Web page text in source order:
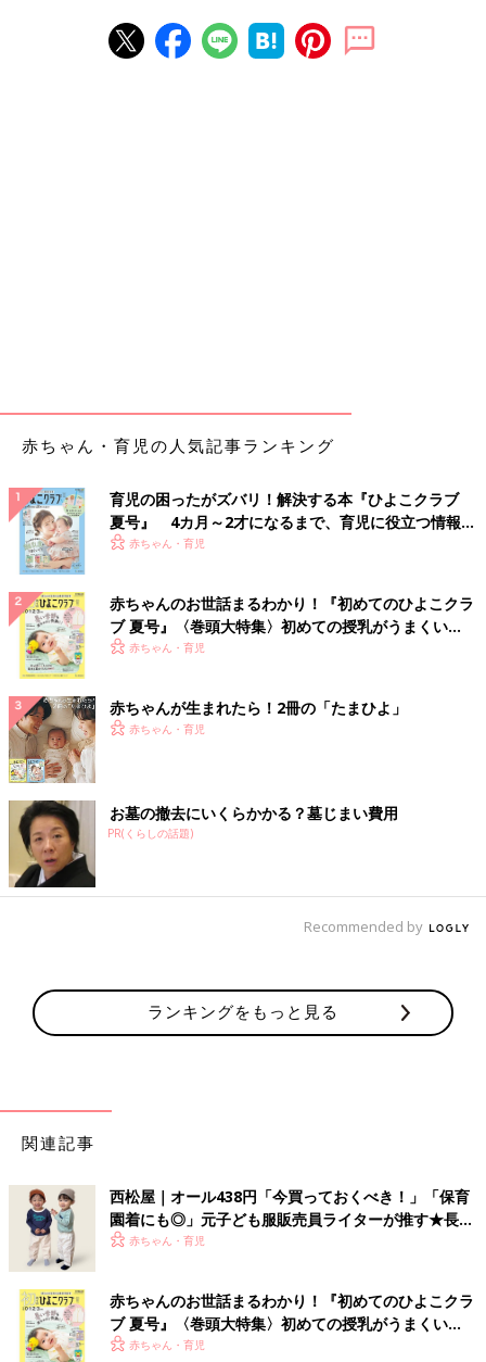
きょうだいリンクも叶う！超オシャレなリンガーT
ayachan0803さんが西松屋 でゲットしたのは、こちらのリンガー
Tシャツ。パイピング部分やロゴの配色がとても可愛いですよ
も♪
甘めスタイルが好きなキッズに♪ すそフリルのハー
フパンツ
赤ちゃん・育児の人気記事ランキング
育児の困ったがズバリ！解決する本『ひよこクラブ
夏号』 4カ月～2才になるまで、育児に役立つ情報が
いっぱい！
赤ちゃん・育児
赤ちゃんのお世話まるわかり！『初めてのひよこクラ
ブ 夏号』〈巻頭大特集〉初めての授乳がうまくい
く！ おっぱい・ミルクの基本と夏のトラブル 解決テ
赤ちゃん・育児
赤ちゃんが生まれたら！2冊の「たまひよ」
赤ちゃん・育児
お墓の撤去にいくらかかる？墓じまい費用
PR(くらしの話題)
Recommended by
ランキングをもっと見る
関連記事
西松屋｜オール438円「今買っておくべき！」「保育
園着にも◎」元子ども服販売員ライターが推す★長袖
Tシャツ5選
赤ちゃん・育児
赤ちゃんのお世話まるわかり！『初めてのひよこクラ
ブ 夏号』〈巻頭大特集〉初めての授乳がうまくい
く！ おっぱい・ミルクの基本と夏のトラブル 解決テ
赤ちゃん・育児